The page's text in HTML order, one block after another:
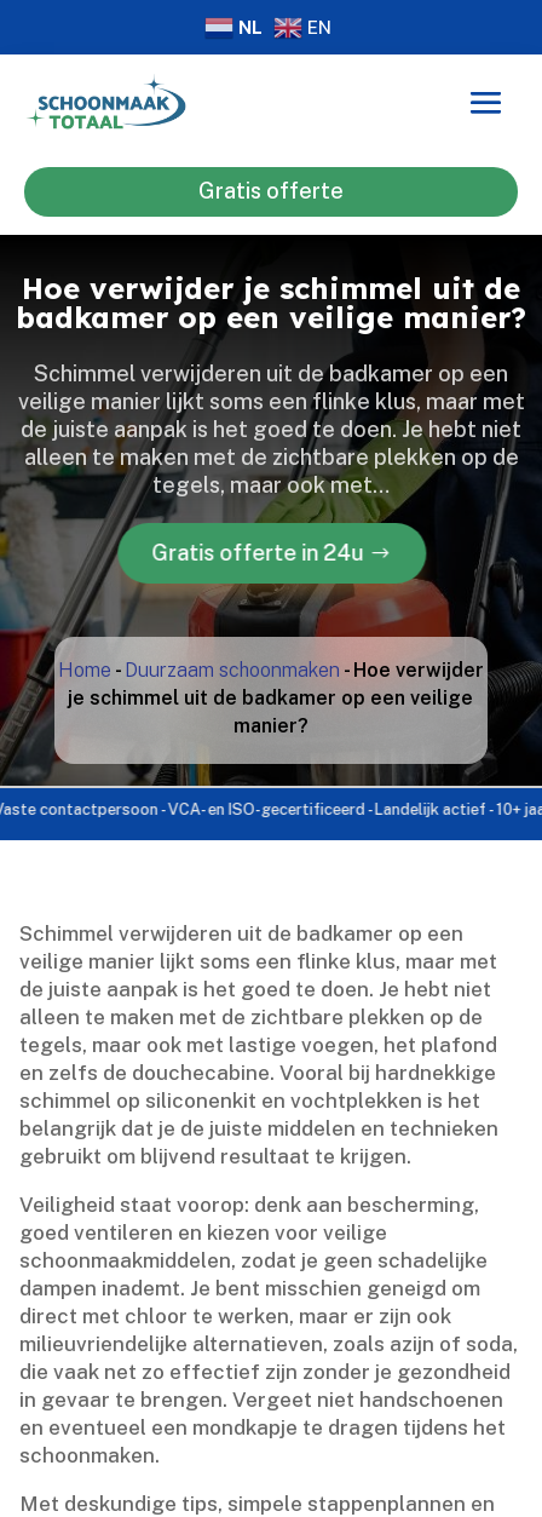
NL EN
Gratis offerte
Hoe verwijder je schimmel uit de
badkamer op een veilige manier?
Schimmel verwijderen uit de badkamer op een
veilige manier lijkt soms een flinke klus, maar met
de juiste aanpak is het goed te doen.​ Je hebt niet
alleen te maken met de zichtbare plekken op de
tegels, maar ook met…
Gratis offerte in 24u
Home - Duurzaam schoonmaken - Hoe verwijder
je schimmel uit de badkamer op een veilige
manier?
- VCA- en ISO-gecertificeerd - Landelijk actief - 10+ jaar
Schimmel verwijderen uit de badkamer op een
veilige manier lijkt soms een flinke klus, maar met
de juiste aanpak is het goed te doen.​ Je hebt niet
alleen te maken met de zichtbare plekken op de
tegels, maar ook met lastige voegen, het plafond
en zelfs de douchecabine.​ Vooral bij hardnekkige
schimmel op siliconenkit en vochtplekken is het
belangrijk dat je de juiste middelen en technieken
gebruikt om blijvend resultaat te krijgen.​
Veiligheid staat voorop: denk aan bescherming,
goed ventileren en kiezen voor veilige
schoonmaakmiddelen, zodat je geen schadelijke
dampen inademt.​ Je bent misschien geneigd om
direct met chloor te werken, maar er zijn ook
milieuvriendelijke alternatieven, zoals azijn of soda,
die vaak net zo effectief zijn zonder je gezondheid
in gevaar te brengen.​ Vergeet niet handschoenen
en eventueel een mondkapje te dragen tijdens het
schoonmaken.​
Met deskundige tips, simpele stappenplannen en